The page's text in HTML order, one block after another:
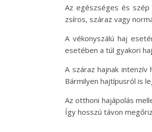
Az egészséges és szép
zsíros, száraz vagy
A vékonyszálú haj
esetében a túl gyakori
A száraz hajnak
Bármilyen hajtípusról is
Az otthoni hajápolás
Így hosszú távon